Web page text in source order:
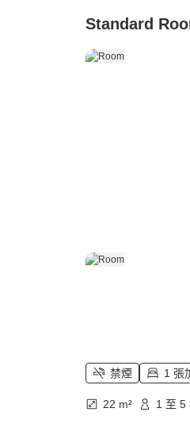
Standard
禁煙 1 張
22 m² 1 至 5